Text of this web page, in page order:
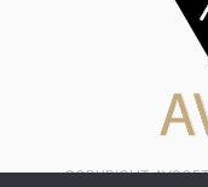
COPYRIGHT